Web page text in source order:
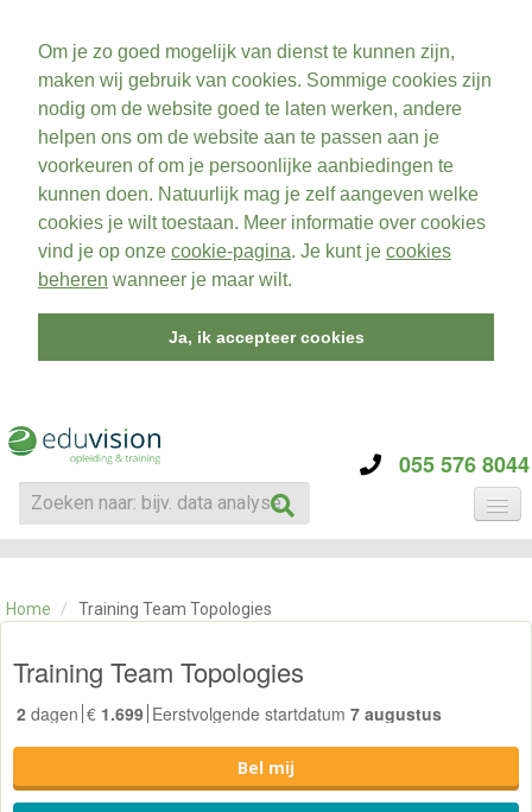
Om je zo goed mogelijk van dienst te kunnen zijn,
maken wij gebruik van cookies. Sommige cookies zijn
nodig om de website goed te laten werken, andere
helpen ons om de website aan te passen aan je
voorkeuren of om je persoonlijke aanbiedingen te
kunnen doen. Natuurlijk mag je zelf aangeven welke
cookies je wilt toestaan. Meer informatie over cookies
vind je op onze cookie-pagina. Je kunt je cookies
beheren wanneer je maar wilt.
Ja, ik accepteer cookies
055 576 8044
CATEGORIE
OVER ONS
SKILLS ALCHEMIST
Home / Training Team Topologies
Training Team Topologies
2 dagen € 1.699 Eerstvolgende startdatum 7 augustus
Bel mij